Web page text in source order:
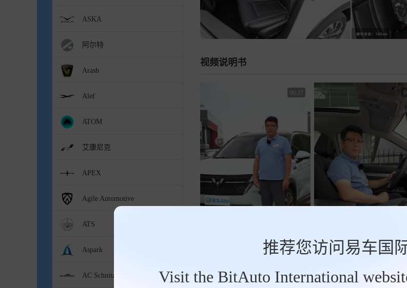
推荐您访问易车国
Visit the BitAuto International
ASKA
阿尔特
Arash
Alef
ATOM
艾康尼克
APEX
Agile Automotive
ATS
Aspark
AC Schnitzer
视频说明书
00:37